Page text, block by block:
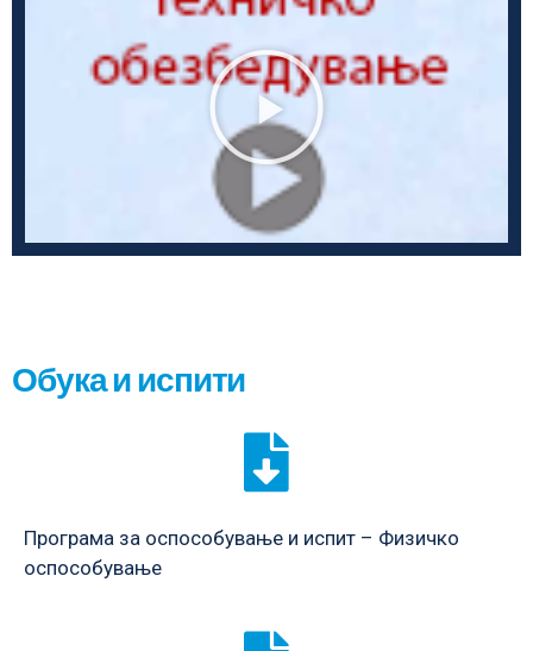
Обука и испити
Програма за оспособување и испит – Физичко
оспособување